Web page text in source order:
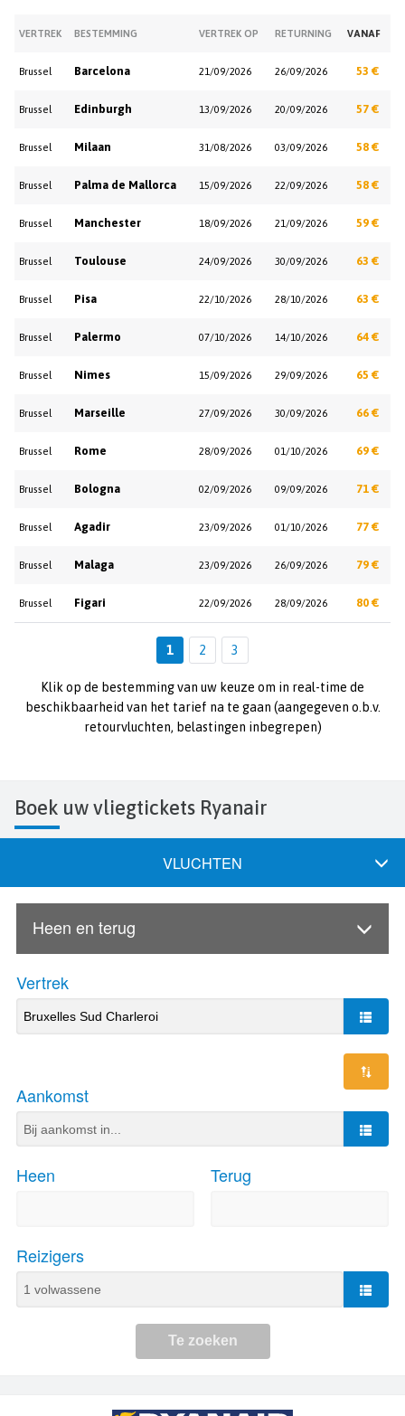
VERTREK BESTEMMING VERTREK OP RETURNING VANAF
Brussel Barcelona 21/09/2026 26/09/2026 53 €
Brussel Edinburgh 13/09/2026 20/09/2026 57 €
Brussel Milaan 31/08/2026 03/09/2026 58 €
Brussel Palma de Mallorca 15/09/2026 22/09/2026 58 €
Brussel Manchester 18/09/2026 21/09/2026 59 €
Brussel Toulouse 24/09/2026 30/09/2026 63 €
Brussel Pisa 22/10/2026 28/10/2026 63 €
Brussel Palermo 07/10/2026 14/10/2026 64 €
Brussel Nimes 15/09/2026 29/09/2026 65 €
Brussel Marseille 27/09/2026 30/09/2026 66 €
Brussel Rome 28/09/2026 01/10/2026 69 €
Brussel Bologna 02/09/2026 09/09/2026 71 €
Brussel Agadir 23/09/2026 01/10/2026 77 €
Brussel Malaga 23/09/2026 26/09/2026 79 €
Brussel Figari 22/09/2026 28/09/2026 80 €
1 2 3
Klik op de bestemming van uw keuze om in real-time de
beschikbaarheid van het tarief na te gaan (aangegeven o.b.v.
retourvluchten, belastingen inbegrepen)
Boek uw vliegtickets Ryanair